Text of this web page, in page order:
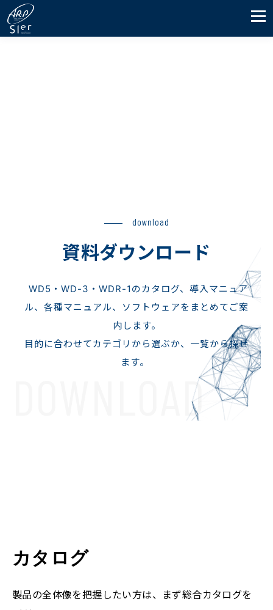
download
資料ダウンロード
WD5・WD-3・WDR-1のカタログ、導入マニュア
ル、各種マニュアル、ソフトウェアをまとめてご案
内します。
目的に合わせてカテゴリから選ぶか、一覧から探せ
ます。
カタログ
製品の全体像を把握したい方は、まず総合カタログを